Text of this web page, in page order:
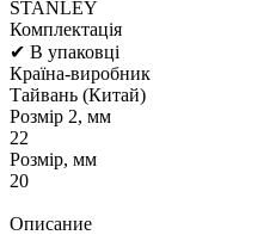
STANLEY
Комплектація
✔ В упаковці
Країна-виробник
Тайвань (Китай)
Розмір 2, мм
22
Розмір, мм
20
Описание